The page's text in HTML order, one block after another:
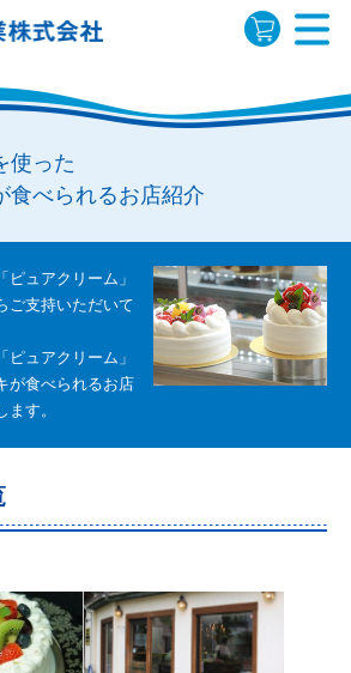
使った
食べられるお店紹介
ュアクリーム」
ご支持いただいて
ュアクリーム」
が食べられるお店
す。